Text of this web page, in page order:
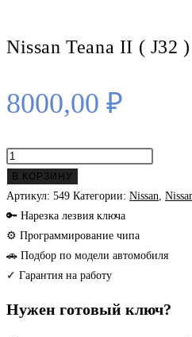
Nissan Teana II ( J32
8000,00 ₽
Количество
товара
Nissan
Teana
II
(
J32
smart
В КОРЗИНУ
Артикул: 549 Категории: Nissan
🔑 Нарезка лезвия ключа
⚙ Программирование чипа
🚗 Подбор по модели автомобиля
✓ Гарантия на работу
Нужен готовый ключ?